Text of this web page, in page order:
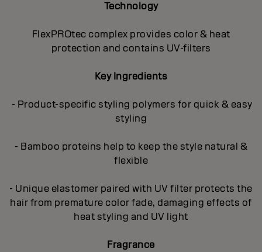
Technology
FlexPROtec complex provides color & heat
protection and contains UV-filters
Key Ingredients
- Product-specific styling polymers for quick & easy
styling
- Bamboo proteins help to keep the style natural &
flexible
- Unique elastomer paired with UV filter protects the
hair from premature color fade, damaging effects of
heat styling and UV light
Fragrance